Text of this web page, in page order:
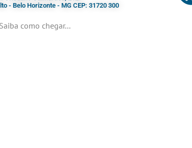
- Belo Horizonte - MG CEP: 31720 300
Saiba como chegar...